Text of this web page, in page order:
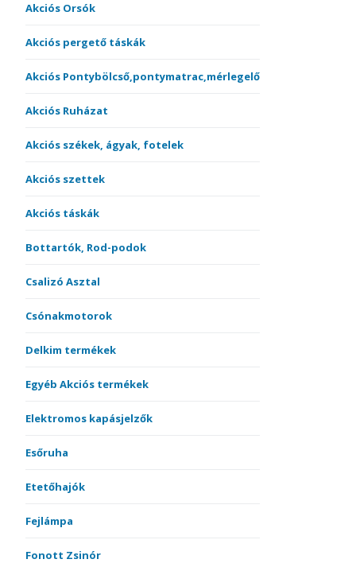
Akciós Orsók
Akciós pergető táskák
Akciós Pontybölcső,pontymatrac,mérlegelő
Akciós Ruházat
Akciós székek, ágyak, fotelek
Akciós szettek
Akciós táskák
Bottartók, Rod-podok
Csalizó Asztal
Csónakmotorok
Delkim termékek
Egyéb Akciós termékek
Elektromos kapásjelzők
Esőruha
Etetőhajók
Fejlámpa
Fonott Zsinór